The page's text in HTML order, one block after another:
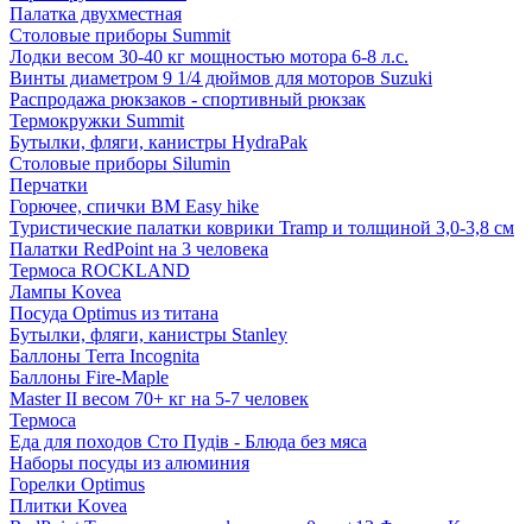
Палатка двухместная
Столовые приборы Summit
Лодки весом 30-40 кг мощностью мотора 6-8 л.с.
Винты диаметром 9 1/4 дюймов для моторов Suzuki
Распродажа рюкзаков - спортивный рюкзак
Термокружки Summit
Бутылки, фляги, канистры HydraPak
Столовые приборы Silumin
Перчатки
Горючее, спички BM Easy hike
Туристические палатки коврики Tramp и толщиной 3,0-3,8 см
Палатки RedPoint на 3 человека
Термоса ROCKLAND
Лампы Kovea
Посуда Optimus из титана
Бутылки, фляги, канистры Stanley
Баллоны Terra Incognita
Баллоны Fire-Maple
Master II весом 70+ кг на 5-7 человек
Термоса
Еда для походов Сто Пудів - Блюда без мяса
Наборы посуды из алюминия
Горелки Optimus
Плитки Kovea